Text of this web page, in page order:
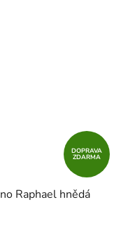
DOPRAVA
ZDARMA
Raphael hnědá